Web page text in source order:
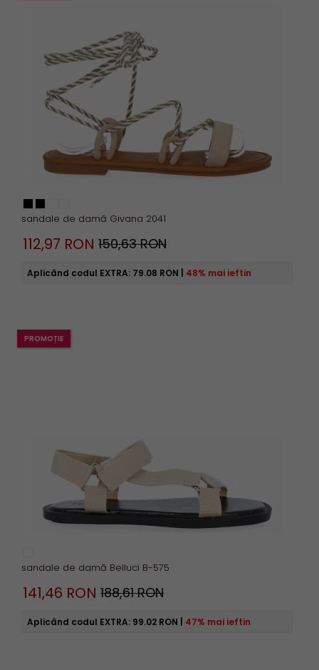
sandale de damă Givana 2041
112,97 RON 150,63 RON
Aplicând codul EXTRA: 79.08 RON 48% mai ieftin
sandale de damă Belluci B-575
PROMOȚIE
141,46 RON 188,61 RON
Aplicând codul EXTRA: 99.02 RON 47% mai ieftin